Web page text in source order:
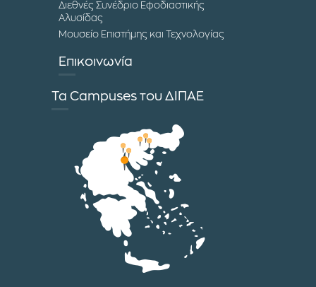
Διεθνές Συνέδριο Εφοδιαστικής
Αλυσίδας
Μουσείο Επιστήμης και Τεχνολογίας
Επικοινωνία
Τα Campuses του ΔΙΠΑΕ